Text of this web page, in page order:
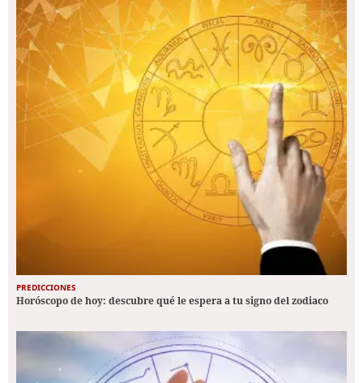
PREDICCIONES
Horóscopo de hoy: descubre qué le espera a tu signo del zodiaco